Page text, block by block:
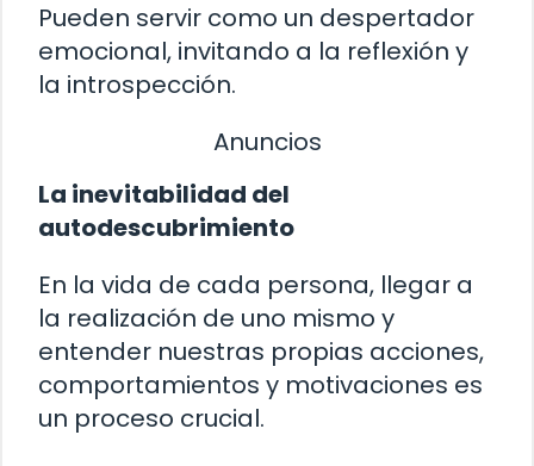
Pueden servir como un despertador
emocional, invitando a la reflexión y
la introspección.
Anuncios
La inevitabilidad del
autodescubrimiento
En la vida de cada persona, llegar a
la realización de uno mismo y
entender nuestras propias acciones,
comportamientos y motivaciones es
un proceso crucial.